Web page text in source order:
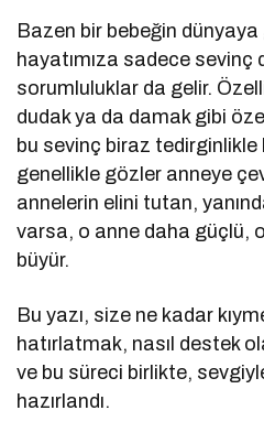
Bazen bir bebeğin
hayatımıza sadece sevinç
sorumluluklar da gelir.
dudak ya da damak gibi
bu sevinç biraz tedirginlikle
genellikle gözler anneye
annelerin elini tutan,
varsa, o anne daha güçlü,
büyür.
Bu yazı, size ne kadar
hatırlatmak, nasıl destek
ve bu süreci birlikte,
hazırlandı.